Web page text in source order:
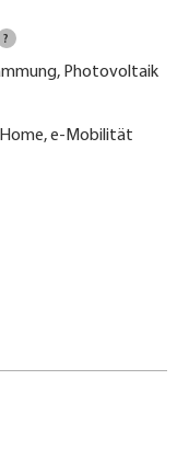
?
Photovoltaik
e-Mobilität